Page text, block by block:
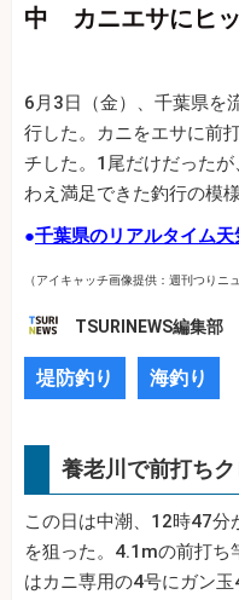
中 カニエサにヒ
6月3日（金）、千葉県を
行した。カニをエサに前
チした。1尾だけだった
わえ満足できた釣行の模
●千葉県のリアルタイム
（アイキャッチ画像提供：週刊つりニ
TSURINEWS編集部
堤防釣り 海釣り
養老川で前打ち
この日は中潮、12時47分
を狙った。4.1mの前打ち
はカニ専用の4号にガン